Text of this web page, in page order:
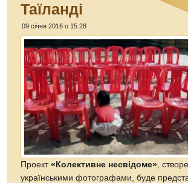
Таїланді
09 січня 2016 о 15:28
Проект«Колективне несвідоме» ,
українськими фотографами, буде